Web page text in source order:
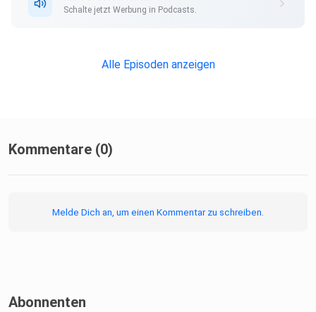
Schalte jetzt Werbung in Podcasts.
Alle Episoden anzeigen
Kommentare (0)
Melde Dich an, um einen Kommentar zu schreiben.
Abonnenten